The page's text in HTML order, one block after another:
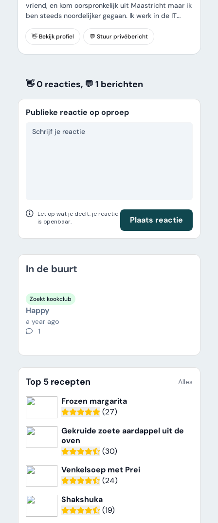
vriend, en kom oorspronkelijk uit Maastricht maar ik
ben steeds noordelijker gegaan. Ik werk in de IT
dingen maken, dat doe ik graag na mijn werk.
👋 Bekijk profiel 💬 Stuur privébericht
👋 0 reacties, 💬 1 berichten
Publieke reactie op oproep
Let op wat je deelt, je reactie
is openbaar.
Plaats reactie
In de buurt
Zoekt kookclub
Happy
a year ago
1
Top 5 recepten Alles
Frozen margarita
(27)
Gekruide zoete aardappel uit de
oven
(30)
Venkelsoep met Prei
(24)
Shakshuka
(19)